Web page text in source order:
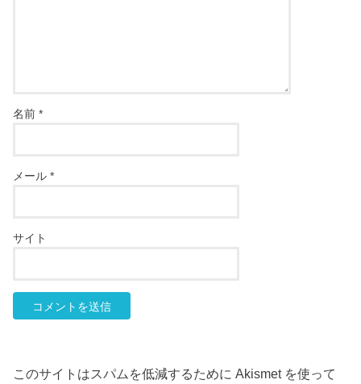
名前*
メール*
サイト
このサイトはスパムを低減するために Akismet を使って